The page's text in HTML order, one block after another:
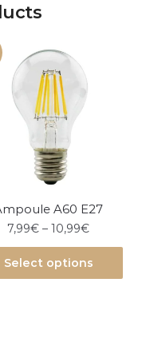
A60 E27
7,99€ –10,99€
Select options